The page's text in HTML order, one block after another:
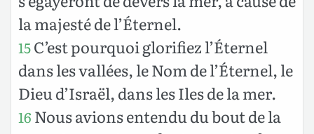
la majesté de l’Éternel.
15C’est pourquoi glorifiez l’Éternel
dans les vallées, le Nom de l’Éternel, le
Dieu d’Israël, dans les Iles de la mer.
16 Nous avions entendu du bout de la